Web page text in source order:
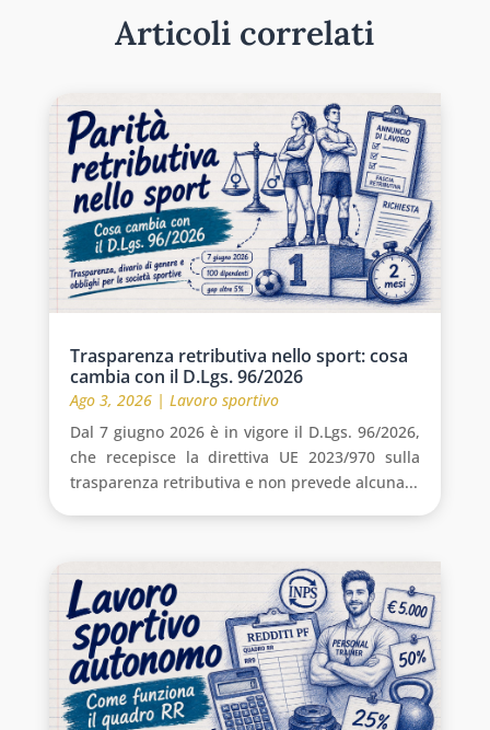
Articoli correlati
Trasparenza retributiva nello sport: cosa
cambia con il D.Lgs. 96/2026
Ago 3, 2026| Lavoro sportivo
Dal 7 giugno 2026 è in vigore il D.Lgs. 96/2026,
che recepisce la direttiva UE 2023/970 sulla
trasparenza retributiva e non prevede alcuna...